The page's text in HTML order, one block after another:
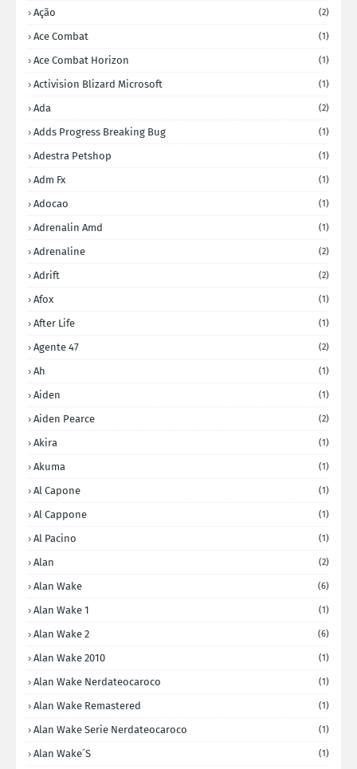
Ação (2)
Ace Combat (1)
Ace Combat Horizon (1)
Activision Blizard Microsoft (1)
Ada (2)
Adds Progress Breaking Bug (1)
Adestra Petshop (1)
Adm Fx (1)
Adocao (1)
Adrenalin Amd (1)
Adrenaline (2)
Adrift (2)
Afox (1)
After Life (1)
Agente 47 (2)
Ah (1)
Aiden (1)
Aiden Pearce (2)
Akira (1)
Akuma (1)
Al Capone (1)
Al Cappone (1)
Al Pacino (1)
Alan (2)
Alan Wake (6)
Alan Wake 1 (1)
Alan Wake 2 (6)
Alan Wake 2010 (1)
Alan Wake Nerdateocaroco (1)
Alan Wake Remastered (1)
Alan Wake Serie Nerdateocaroco (1)
Alan Wake´s (1)